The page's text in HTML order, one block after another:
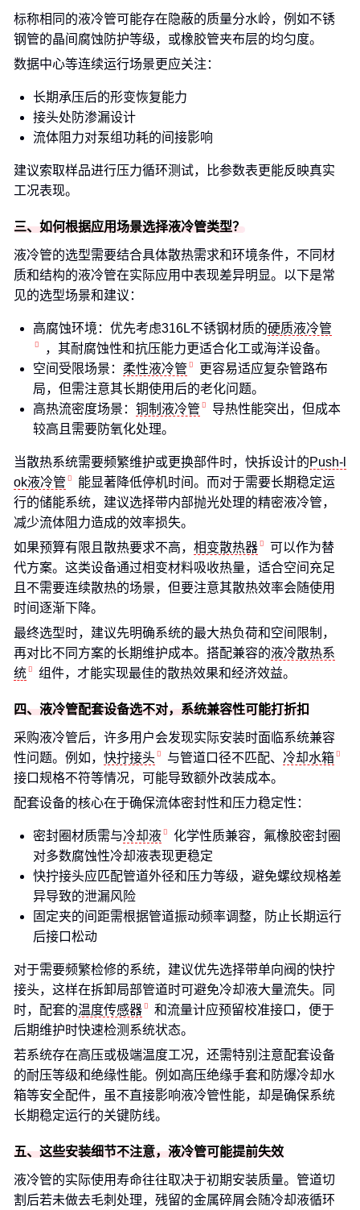
标称相同的液冷管可能存在隐蔽的质量分水岭，例如不锈
钢管的晶间腐蚀防护等级，或橡胶管夹布层的均匀度。
数据中心等连续运行场景更应关注：
长期承压后的形变恢复能力
接头处防渗漏设计
流体阻力对泵组功耗的间接影响
建议索取样品进行压力循环测试，比参数表更能反映真实
工况表现。
三、如何根据应用场景选择液冷管类型？
液冷管的选型需要结合具体散热需求和环境条件，不同材
质和结构的液冷管在实际应用中表现差异明显。以下是常
见的选型场景和建议：
高腐蚀环境：优先考虑316L不锈钢材质的硬质液冷管
，其耐腐蚀性和抗压能力更适合化工或海洋设备。
空间受限场景： 柔性液冷管
更容易适应复杂管路布
局，但需注意其长期使用后的老化问题。
高热流密度场景： 铜制液冷管
导热性能突出，但成本
较高且需要防氧化处理。
当散热系统需要频繁维护或更换部件时，快拆设计的Push-l
ok液冷管
能显著降低停机时间。而对于需要长期稳定运
行的储能系统，建议选择带内部抛光处理的精密液冷管，
减少流体阻力造成的效率损失。
如果预算有限且散热要求不高， 相变散热器
可以作为替
代方案。这类设备通过相变材料吸收热量，适合空间充足
且不需要连续散热的场景，但要注意其散热效率会随使用
时间逐渐下降。
最终选型时，建议先明确系统的最大热负荷和空间限制，
再对比不同方案的长期维护成本。搭配兼容的液冷散热系
统
组件，才能实现最佳的散热效果和经济效益。
四、液冷管配套设备选不对，系统兼容性可能打折扣
采购液冷管后，许多用户会发现实际安装时面临系统兼容
性问题。例如， 快拧接头 与管道口径不匹配、 冷却水箱
接口规格不符等情况，可能导致额外改装成本。
配套设备的核心在于确保流体密封性和压力稳定性：
密封圈材质需与冷却液
化学性质兼容，氟橡胶密封圈
对多数腐蚀性冷却液表现更稳定
快拧接头应匹配管道外径和压力等级，避免螺纹规格差
异导致的泄漏风险
固定夹的间距需根据管道振动频率调整，防止长期运行
后接口松动
对于需要频繁检修的系统，建议优先选择带单向阀的快拧
接头，这样在拆卸局部管道时可避免冷却液大量流失。同
时，配套的温度传感器
和流量计应预留校准接口，便于
后期维护时快速检测系统状态。
若系统存在高压或极端温度工况，还需特别注意配套设备
的耐压等级和绝缘性能。例如高压绝缘手套和防爆冷却水
箱等安全配件，虽不直接影响液冷管性能，却是确保系统
长期稳定运行的关键防线。
五、这些安装细节不注意，液冷管可能提前失效
液冷管的实际使用寿命往往取决于初期安装质量。管道切
割后若未做去毛刺处理，残留的金属碎屑会随冷却液循环